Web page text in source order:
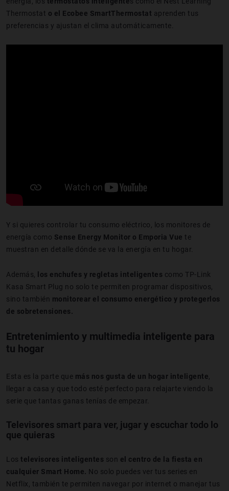
Thermostat o el Ecobee SmartThermostat aprenden tus
preferencias y ajustan el clima automáticamente.
Y si quieres controlar tu consumo eléctrico, los monitores de
energía como Sense Energy Monitor o Emporia Vue te
muestran en detalle dónde se va la energía en tu hogar.
Además, los enchufes y regletas inteligentes como TP-Link
Kasa Smart Plug no solo te permiten programar dispositivos,
sino también monitorear el consumo energético y protegerlos
de sobretensiones.
Entretenimiento y multimedia inteligente para
tu hogar
Esta es la parte que más nos gusta de un hogar inteligente
llegar a casa y que todo esté perfecto para relajarte viendo la
serie que tantas ganas tenías de empezar.
Televisores smart para ver, jugar y escuchar todo lo
que quieras
Los televisores inteligentes son el centro de la fiesta en
cualquier Smart Home. No solo puedes ver tus series en
Netflix, también te permiten navegar por internet o manejar tus